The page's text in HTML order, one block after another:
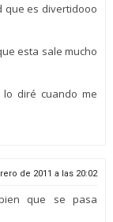
que es divertidooo
esta sale mucho
lo diré cuando me
de 2011 a las 20:02
que se pasa